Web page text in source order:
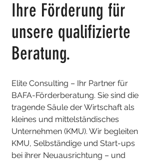
Ihre Förderung für
unsere qualifizierte
Beratung.
Elite Consulting – Ihr Partner für
BAFA-Förderberatung. Sie sind die
tragende Säule der Wirtschaft als
kleines und mittelständisches
Unternehmen (KMU). Wir begleiten
KMU, Selbständige und Start-ups
bei ihrer Neuausrichtung – und